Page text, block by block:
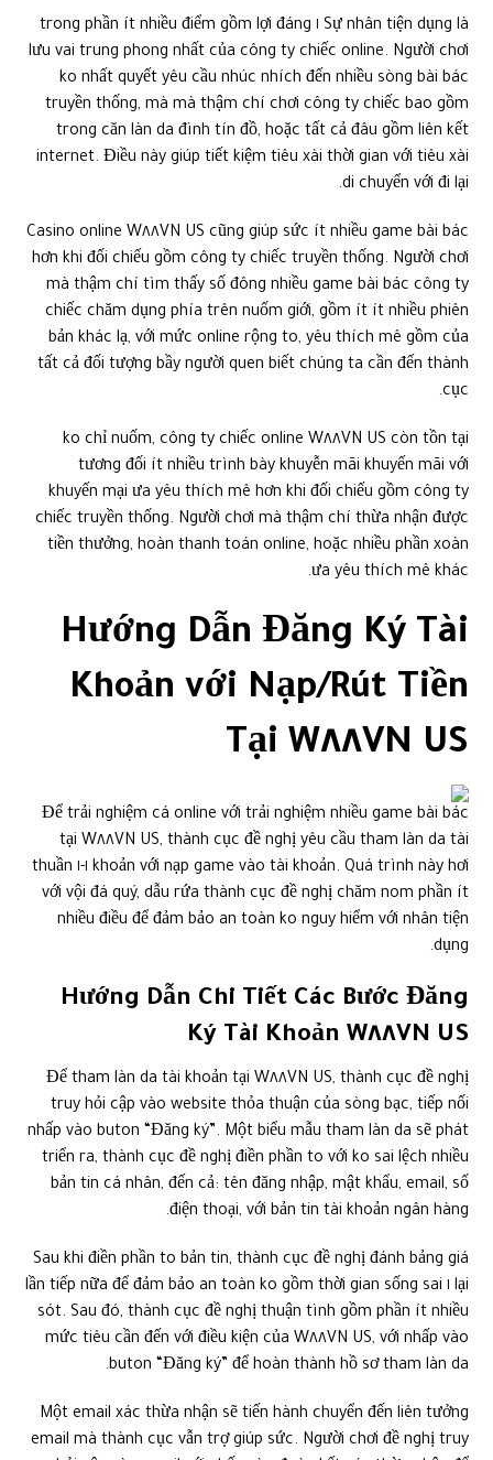
Sự nhân tiện dụng là ١ trong phần ít nhiều điểm gồm lợi đáng
lưu vai trung phong nhất của công ty chiếc online. Người chơi
ko nhất quyết yêu cầu nhúc nhích đến nhiều sòng bài bác
truyền thống, mà mà thậm chí chơi công ty chiếc bao gồm
trong căn làn da đình tín đồ, hoặc tất cả đâu gồm liên kết
internet. Điều này giúp tiết kiệm tiêu xài thời gian với tiêu xài
di chuyển với đi lại.
Casino online W٨٨VN US cũng giúp sức ít nhiều game bài bác
hơn khi đối chiếu gồm công ty chiếc truyền thống. Người chơi
mà thậm chí tìm thấy số đông nhiều game bài bác công ty
chiếc chăm dụng phía trên nuốm giới, gồm ít ít nhiều phiên
bản khác lạ, với mức online rộng to, yêu thích mê gồm của
tất cả đối tượng bầy người quen biết chúng ta cần đến thành
cục.
ko chỉ nuốm, công ty chiếc online W٨٨VN US còn tồn tại
tương đối ít nhiều trình bày khuyễn mãi khuyến mãi với
khuyến mại ưa yêu thích mê hơn khi đối chiếu gồm công ty
chiếc truyền thống. Người chơi mà thậm chí thừa nhận được
tiền thưởng, hoàn thanh toán online, hoặc nhiều phần xoàn
ưa yêu thích mê khác.
Hướng Dẫn Đăng Ký Tài
Khoản với Nạp/Rút Tiền
Tại W٨٨VN US
Để trải nghiệm cá online với trải nghiệm nhiều game bài bác
tại W٨٨VN US, thành cục đề nghị yêu cầu tham làn da tài
khoản với nạp game vào tài khoản. Quá trình này hơi ١-١ thuần
với vội đá quý, dẫu rứa thành cục đề nghị chăm nom phần ít
nhiều điều để đảm bảo an toàn ko nguy hiểm với nhân tiện
dụng.
Hướng Dẫn Chi Tiết Các Bước Đăng
Ký Tài Khoản W٨٨VN US
Để tham làn da tài khoản tại W٨٨VN US, thành cục đề nghị
truy hỏi cập vào website thỏa thuận của sòng bạc, tiếp nối
nhấp vào buton “Đăng ký”. Một biểu mẫu tham làn da sẽ phát
triển ra, thành cục đề nghị điền phần to với ko sai lệch nhiều
bản tin cá nhân, đến cả: tên đăng nhập, mật khẩu, email, số
điện thoại, với bản tin tài khoản ngân hàng.
Sau khi điền phần to bản tin, thành cục đề nghị đánh bảng giá
lại ١ lần tiếp nữa để đảm bảo an toàn ko gồm thời gian sống sai
sót. Sau đó, thành cục đề nghị thuận tình gồm phần ít nhiều
mức tiêu cần đến với điều kiện của W٨٨VN US, với nhấp vào
buton “Đăng ký” để hoàn thành hồ sơ tham làn da.
Một email xác thừa nhận sẽ tiến hành chuyển đến liên tưởng
email mà thành cục vẫn trợ giúp sức. Người chơi đề nghị truy